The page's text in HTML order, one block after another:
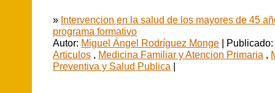
» Intervencion en la salud de los mayores de 45
programa formativo
Autor: Miguel Ángel Rodríguez Monge |
Articulos , Medicina Familiar y Atencion Primaria ,
Preventiva y Salud Publica |